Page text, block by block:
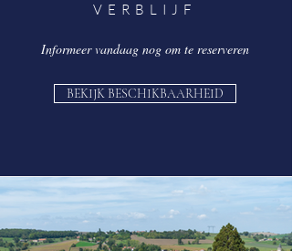
VERBLIJF
Informeer vandaag nog om te reserveren
BEKIJK BESCHIKBAARHEID